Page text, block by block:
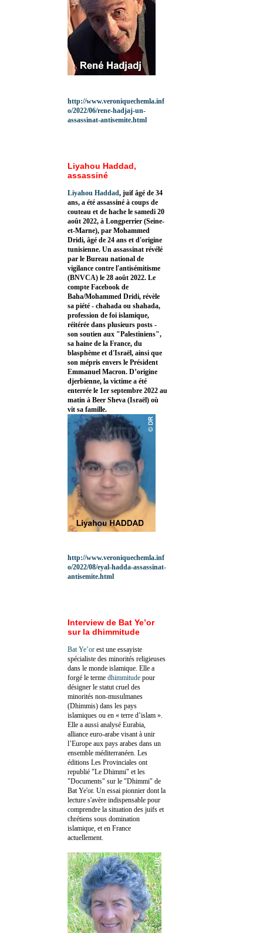
http://www.veroniquechemla.inf
o/2022/06/rene-hadjaj-un-
assassinat-antisemite.html
Liyahou Haddad,
assassiné
Liyahou Haddad, juif âgé de 34
ans, a été assassiné à coups de
couteau et de hache le samedi 20
août 2022, à Longperrier (Seine-
et-Marne), par Mohammed
Dridi, âgé de 24 ans et d'origine
tunisienne. Un assassinat révélé
par le Bureau national de
vigilance contre l'antisémitisme
(BNVCA) le 28 août 2022. Le
compte Facebook de
Baha/Mohammed Dridi, révèle
sa piété - chahada ou shahada,
profession de foi islamique,
réitérée dans plusieurs posts -
son soutien aux "Palestiniens",
sa haine de la France, du
blasphème et d'Israël, ainsi que
son mépris envers le Président
Emmanuel Macron. D’origine
djerbienne, la victime a été
enterrée le 1er septembre 2022 au
matin à Beer Sheva (Israël) où
vit sa famille.
http://www.veroniquechemla.inf
o/2022/08/eyal-hadda-assassinat-
antisemite.html
Interview de Bat Ye’or
sur la dhimmitude
Bat Ye’or est une essayiste
spécialiste des minorités religieuses
dans le monde islamique. Elle a
forgé le terme dhimmitude pour
désigner le statut cruel des
minorités non-musulmanes
(Dhimmis) dans les pays
islamiques ou en « terre d’islam ».
Elle a aussi analysé Eurabia,
alliance euro-arabe visant à unir
l’Europe aux pays arabes dans un
ensemble méditerranéen. Les
éditions Les Provinciales ont
republié "Le Dhimmi" et les
"Documents" sur le "Dhimmi" de
Bat Ye'or. Un essai pionnier dont la
lecture s'avère indispensable pour
comprendre la situation des juifs et
chrétiens sous domination
islamique, et en France
actuellement.